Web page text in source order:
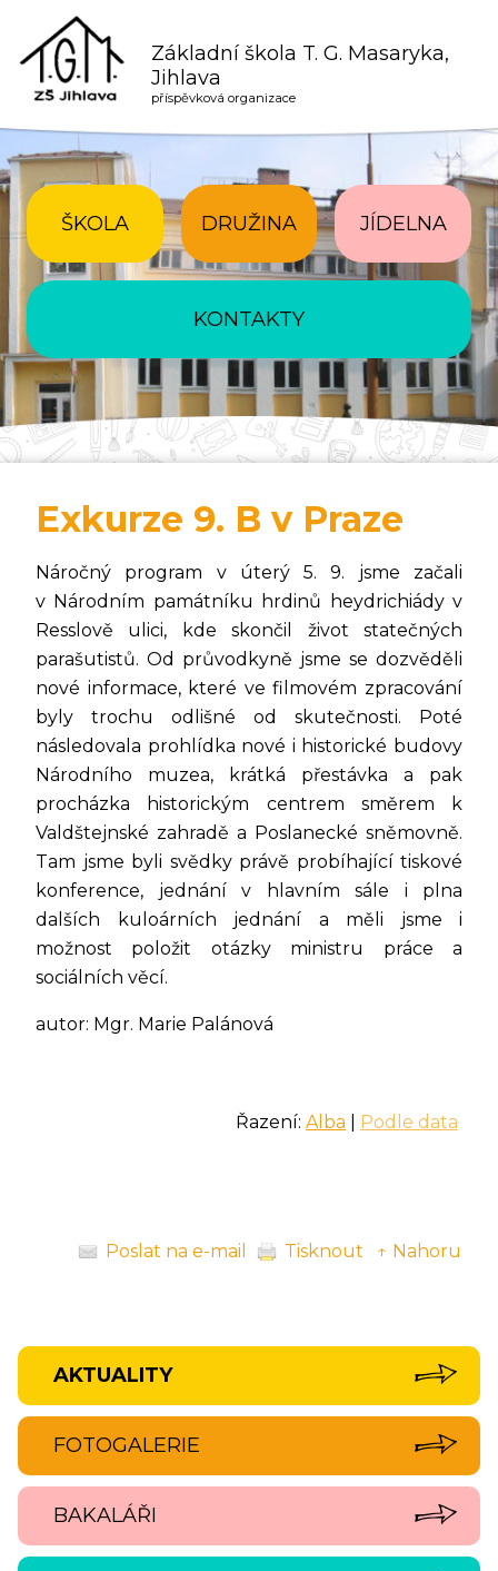
Základní škola T. G. Masaryka,
Jihlava
příspěvková organizace
ŠKOLA DRUŽINA JÍDELNA
KONTAKTY
Exkurze 9. B v Praze
Náročný program v úterý 5. 9. jsme začali
v Národním památníku hrdinů heydrichiády v
Resslově ulici, kde skončil život statečných
parašutistů. Od průvodkyně jsme se dozvěděli
nové informace, které ve filmovém zpracování
byly trochu odlišné od skutečnosti. Poté
následovala prohlídka nové i historické budovy
Národního muzea, krátká přestávka a pak
procházka historickým centrem směrem k
Valdštejnské zahradě a Poslanecké sněmovně.
Tam jsme byli svědky právě probíhající tiskové
konference, jednání v hlavním sále i plna
dalších kuloárních jednání a měli jsme i
možnost položit otázky ministru práce a
sociálních věcí.
autor: Mgr. Marie Palánová
Řazení: Alba Podle data
Poslat na e-mail Tisknout ↑ Nahoru
AKTUALITY
FOTOGALERIE
BAKALÁŘI